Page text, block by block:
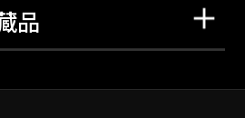
品